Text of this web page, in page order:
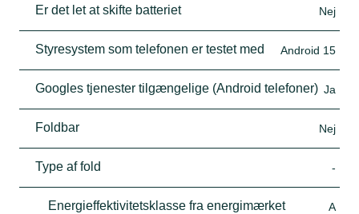
Er det let at skifte batteriet Nej
Styresystem som telefonen er testet med Android 15
Googles tjenester tilgængelige (Android telefoner) Ja
Foldbar Nej
Type af fold -
Energieffektivitetsklasse fra energimærket A